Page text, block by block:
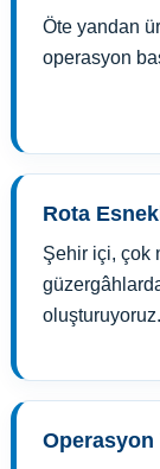
Öte yandan
operasyon
Rota
Şehir içi, çok
oluşturuyoruz.
Operasyon